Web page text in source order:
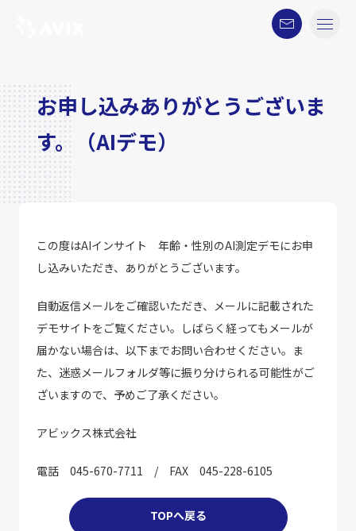
お申し込みありがとうございま
す。（AIデモ）
この度はAIインサイト 年齢・性別のAI測定デモにお申
し込みいただき、ありがとうございます。
自動返信メールをご確認いただき、メールに記載された
デモサイトをご覧ください。しばらく経ってもメールが
届かない場合は、以下までお問い合わせください。ま
た、迷惑メールフォルダ等に振り分けられる可能性がご
ざいますので、予めご了承ください。
アビックス株式会社
電話 045-670-7711 / FAX 045-228-6105
TOPへ戻る